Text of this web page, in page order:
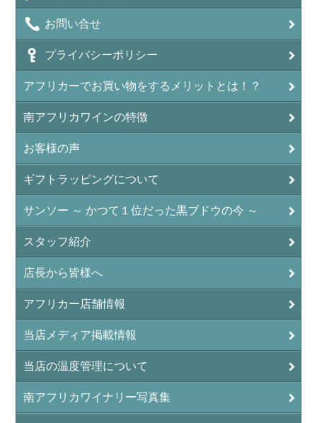
お問い合せ
プライバシーポリシー
アフリカーでお買い物をするメリットとは！？
南アフリカワインの特徴
お客様の声
ギフトラッピングについて
サンソー ～ かつて１位だった黒ブドウの今 ～
スタッフ紹介
店長から皆様へ
アフリカー店舗情報
当店メディア掲載情報
当店の温度管理について
南アフリカワイナリー写真集